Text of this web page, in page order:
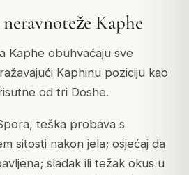
Kaphe
Kaphe obuhvaćaju sve
Kaphinu poziciju kao
od tri Doshe.
teška probava s
sitosti nakon jela; osjećaj da
sladak ili težak okus u